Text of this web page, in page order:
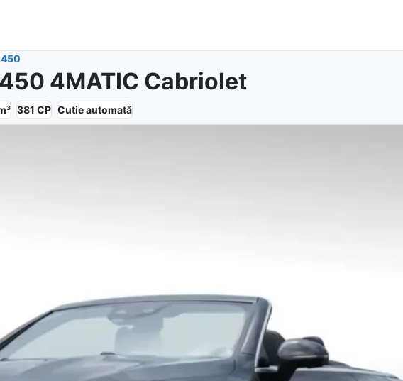
450
4MATIC Cabriolet
381 CP Cutieautomată